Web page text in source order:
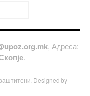
, Адреса:
.
Designed by